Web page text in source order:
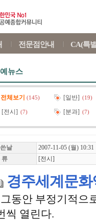
전문점안내 CA(특
뉴스
전체보기 (145) [일반] (19)
[전시] (7) [분과] (7)
날
2007-11-05 (월) 10:31
류
[전시]
경주세계문
그동안 부정기적으
씩 열린다.